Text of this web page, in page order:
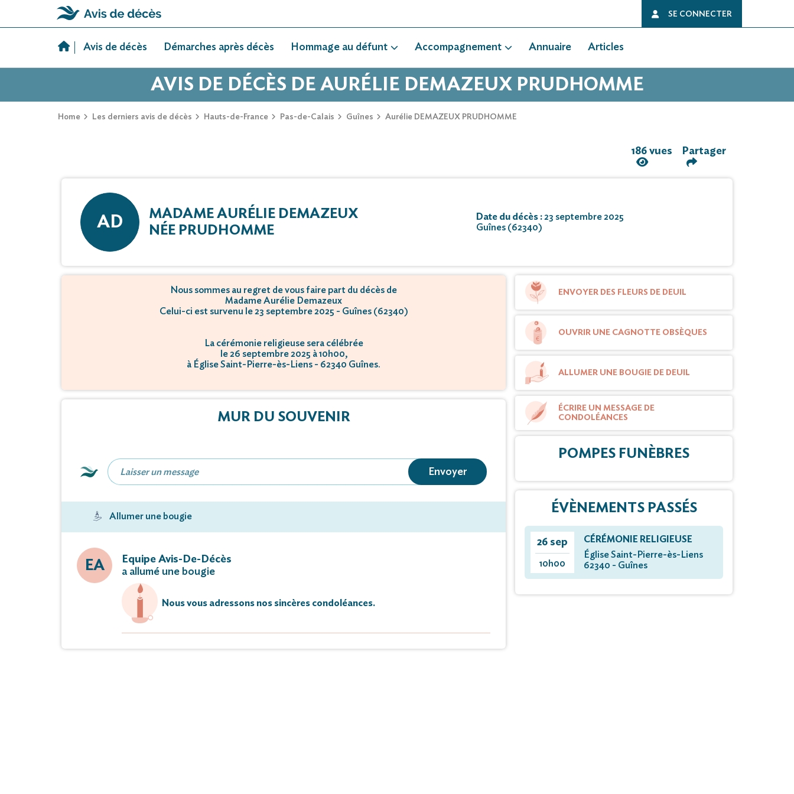
SE CONNECTER
Avis de décès Démarches après décès Hommage au défunt Accompagnement Annuaire Articles
AVIS DE DÉCÈS DE AURÉLIE DEMAZEUX PRUDHOMME
Home Les derniers avis de décès Hauts-de-France Pas-de-Calais Guînes Aurélie DEMAZEUX PRUDHOMME
186 vues Partager
AD
MADAME AURÉLIE DEMAZEUX
NÉE PRUDHOMME
Date du décès :23 septembre 2025
Guînes (62340)
Nous sommes au regret de vous faire part du décès de
Madame Aurélie Demazeux
Celui-ci est survenu le 23 septembre 2025 - Guînes (62340)
La cérémonie religieuse sera célébrée
le 26 septembre 2025 à 10h00,
à Église Saint-Pierre-ès-Liens - 62340 Guînes.
MUR DU SOUVENIR
Envoyer
Allumer une bougie
EA
Equipe Avis-De-Décès
a allumé une bougie
Nous vous adressons nos sincères condoléances.
ENVOYER DES FLEURS DE DEUIL
OUVRIR UNE CAGNOTTE OBSÈQUES
ALLUMER UNE BOUGIE DE DEUIL
ÉCRIRE UN MESSAGE DE
CONDOLÉANCES
POMPES FUNÈBRES
ÉVÈNEMENTS PASSÉS
26 sep
10h00
CÉRÉMONIE RELIGIEUSE
Église Saint-Pierre-ès-Liens
62340 - Guînes